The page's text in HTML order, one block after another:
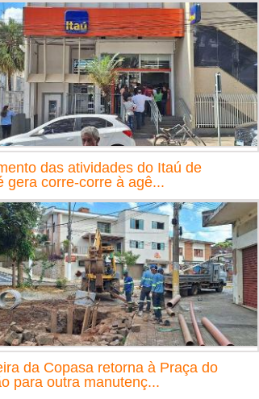
das atividades do Itaú de
gera corre-corre à agê...
da Copasa retorna à Praça do
para outra manutenç...